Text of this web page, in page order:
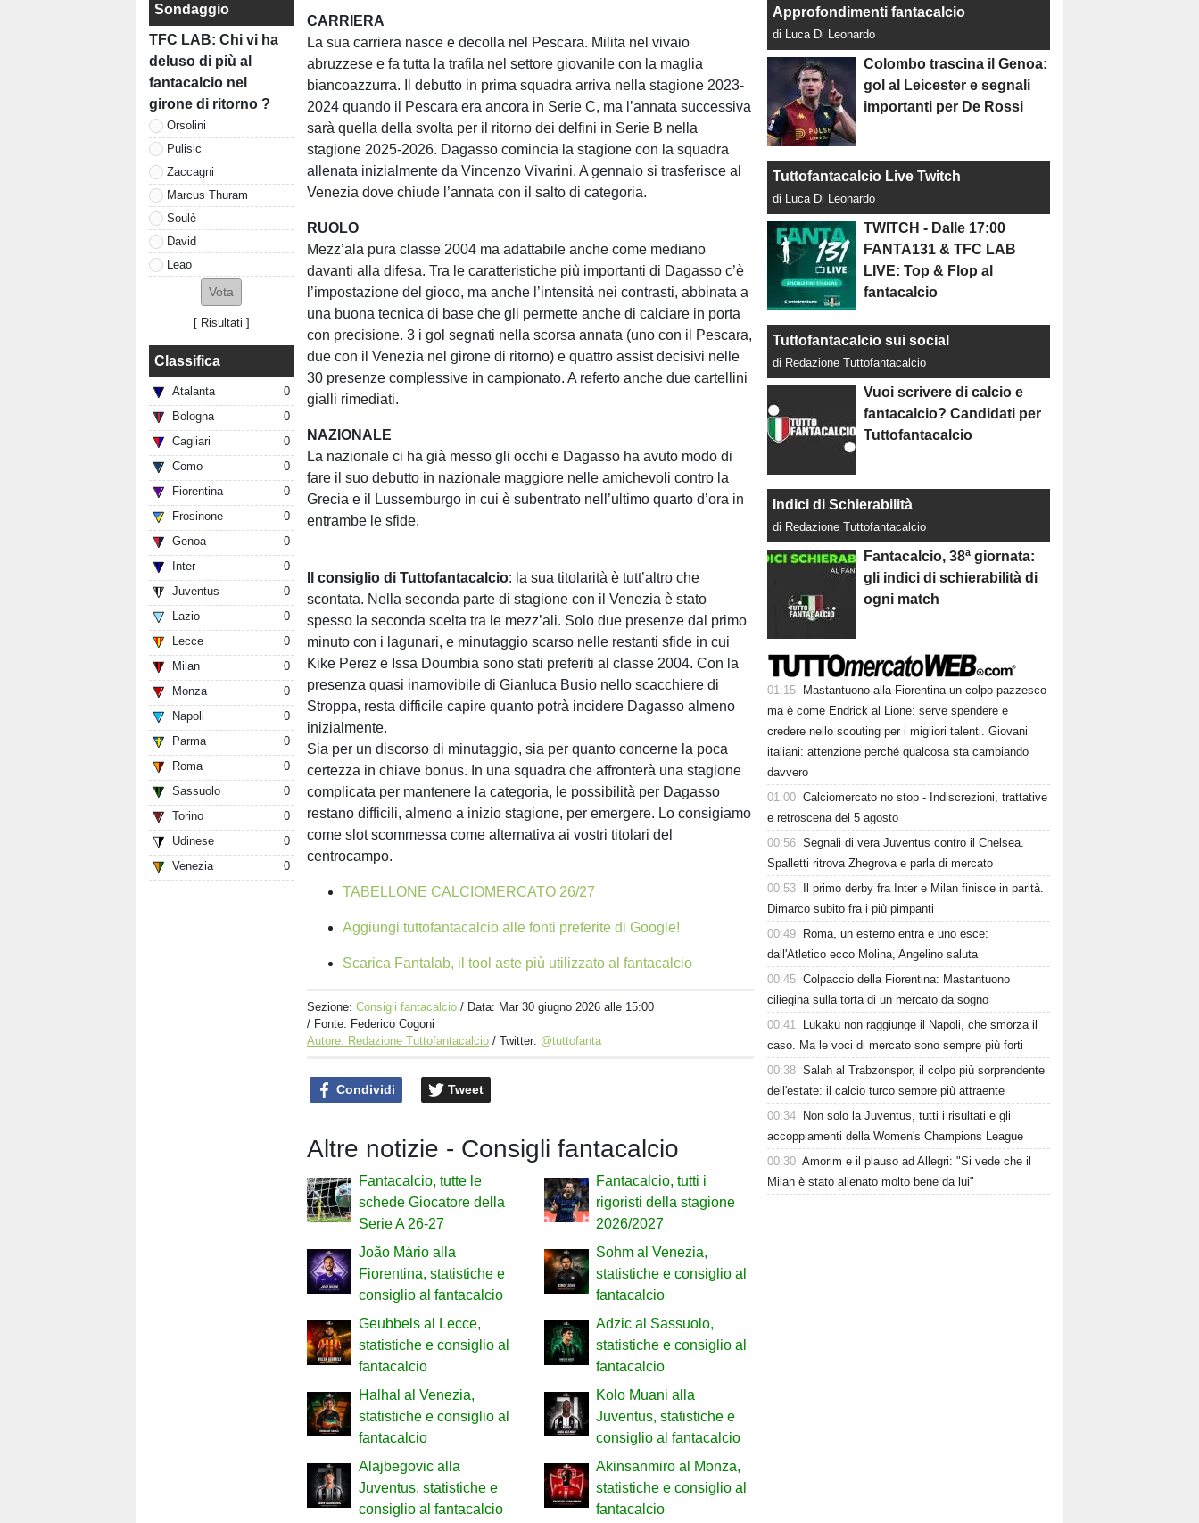
Sondaggio
TFC LAB: Chi vi ha
deluso di più al
fantacalcio nel
girone di ritorno ?
Orsolini
Pulisic
Zaccagni
Marcus Thuram
Soulè
David
Leao
[ Risultati ]
Classifica
Atalanta
0
Bologna
0
Cagliari
0
Como
0
Fiorentina
0
Frosinone
0
Genoa
0
Inter
0
Juventus
0
Lazio
0
Lecce
0
Milan
0
Monza
0
Napoli
0
Parma
0
Roma
0
Sassuolo
0
Torino
0
Udinese
0
Venezia
0
CARRIERA
La sua carriera nasce e decolla nel Pescara. Milita nel vivaio
abruzzese e fa tutta la trafila nel settore giovanile con la maglia
biancoazzurra. Il debutto in prima squadra arriva nella stagione 2023-
2024 quando il Pescara era ancora in Serie C, ma l’annata successiva
sarà quella della svolta per il ritorno dei delfini in Serie B nella
stagione 2025-2026. Dagasso comincia la stagione con la squadra
allenata inizialmente da Vincenzo Vivarini. A gennaio si trasferisce al
Venezia dove chiude l’annata con il salto di categoria.
RUOLO
Mezz’ala pura classe 2004 ma adattabile anche come mediano
davanti alla difesa. Tra le caratteristiche più importanti di Dagasso c’è
l’impostazione del gioco, ma anche l’intensità nei contrasti, abbinata a
una buona tecnica di base che gli permette anche di calciare in porta
con precisione. 3 i gol segnati nella scorsa annata (uno con il Pescara,
due con il Venezia nel girone di ritorno) e quattro assist decisivi nelle
30 presenze complessive in campionato. A referto anche due cartellini
gialli rimediati.
NAZIONALE
La nazionale ci ha già messo gli occhi e Dagasso ha avuto modo di
fare il suo debutto in nazionale maggiore nelle amichevoli contro la
Grecia e il Lussemburgo in cui è subentrato nell’ultimo quarto d’ora in
entrambe le sfide.
Il consiglio di Tuttofantacalcio: la sua titolarità è tutt’altro che
scontata. Nella seconda parte di stagione con il Venezia è stato
spesso la seconda scelta tra le mezz’ali. Solo due presenze dal primo
minuto con i lagunari, e minutaggio scarso nelle restanti sfide in cui
Kike Perez e Issa Doumbia sono stati preferiti al classe 2004. Con la
presenza quasi inamovibile di Gianluca Busio nello scacchiere di
Stroppa, resta difficile capire quanto potrà incidere Dagasso almeno
inizialmente.
Sia per un discorso di minutaggio, sia per quanto concerne la poca
certezza in chiave bonus. In una squadra che affronterà una stagione
complicata per mantenere la categoria, le possibilità per Dagasso
restano difficili, almeno a inizio stagione, per emergere. Lo consigiamo
come slot scommessa come alternativa ai vostri titolari del
centrocampo.
TABELLONE CALCIOMERCATO 26/27
Aggiungi tuttofantacalcio alle fonti preferite di Google!
Scarica Fantalab, il tool aste più utilizzato al fantacalcio
Sezione:Consigli fantacalcio / Data: Mar 30 giugno 2026 alle 15:00
/ Fonte: Federico Cogoni
Autore: Redazione Tuttofantacalcio / Twitter: @tuttofanta
Condividi Tweet
Altre notizie - Consigli fantacalcio
Fantacalcio, tutte le
schede Giocatore della
Serie A 26-27
Fantacalcio, tutti i
rigoristi della stagione
2026/2027
João Mário alla
Fiorentina, statistiche e
consiglio al fantacalcio
Sohm al Venezia,
statistiche e consiglio al
fantacalcio
Geubbels al Lecce,
statistiche e consiglio al
fantacalcio
Adzic al Sassuolo,
statistiche e consiglio al
fantacalcio
Halhal al Venezia,
statistiche e consiglio al
fantacalcio
Kolo Muani alla
Juventus, statistiche e
consiglio al fantacalcio
Alajbegovic alla
Juventus, statistiche e
consiglio al fantacalcio
Akinsanmiro al Monza,
statistiche e consiglio al
fantacalcio
Approfondimenti fantacalcio
di Luca Di Leonardo
Colombo trascina il Genoa:
gol al Leicester e segnali
importanti per De Rossi
Tuttofantacalcio Live Twitch
di Luca Di Leonardo
TWITCH - Dalle 17:00
FANTA131 & TFC LAB
LIVE: Top & Flop al
fantacalcio
Tuttofantacalcio sui social
di Redazione Tuttofantacalcio
Vuoi scrivere di calcio e
fantacalcio? Candidati per
Tuttofantacalcio
Indici di Schierabilità
di Redazione Tuttofantacalcio
Fantacalcio, 38ª giornata:
gli indici di schierabilità di
ogni match
01:15
Mastantuono alla Fiorentina un colpo pazzesco
ma è come Endrick al Lione: serve spendere e
credere nello scouting per i migliori talenti. Giovani
italiani: attenzione perché qualcosa sta cambiando
davvero
01:00 Calciomercato no stop - Indiscrezioni, trattative
e retroscena del 5 agosto
00:56 Segnali di vera Juventus contro il Chelsea.
Spalletti ritrova Zhegrova e parla di mercato
00:53
Il primo derby fra Inter e Milan finisce in parità.
Dimarco subito fra i più pimpanti
00:49
Roma, un esterno entra e uno esce:
dall'Atletico ecco Molina, Angelino saluta
00:45 Colpaccio della Fiorentina: Mastantuono
ciliegina sulla torta di un mercato da sogno
00:41
Lukaku non raggiunge il Napoli, che smorza il
caso. Ma le voci di mercato sono sempre più forti
00:38 Salah al Trabzonspor, il colpo più sorprendente
dell'estate: il calcio turco sempre più attraente
00:34
Non solo la Juventus, tutti i risultati e gli
accoppiamenti della Women's Champions League
00:30 Amorim e il plauso ad Allegri: "Si vede che il
Milan è stato allenato molto bene da lui"